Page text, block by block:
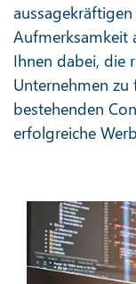
Aufmerksamkeit
Ihnen dabei, die
Unternehmen
bestehenden
erfolgreiche